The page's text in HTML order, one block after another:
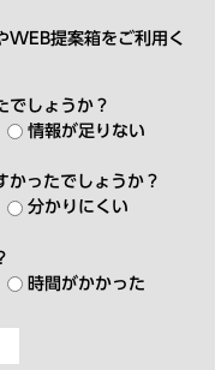
WEB提案箱をご利用く
でしょうか？
情報が足りない
かったでしょうか？
分かりにくい
時間がかかった